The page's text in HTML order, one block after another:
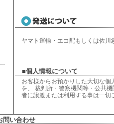
ヤマト運輸・エコ配もしくは佐川
■個人情報について
お客様からお預かりした大切な
を、 裁判所・警察機関等・公共
者に譲渡または利用する事は一切
問い合わせ